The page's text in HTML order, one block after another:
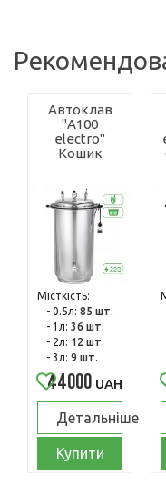
Автоклав
"А100
electro"
Кошик
Місткість:
- 0.5л: 85 шт.
- 1л: 36 шт.
- 2л: 12 шт.
- 3л: 9 шт.
44000 UAH
Детальніше
Купити